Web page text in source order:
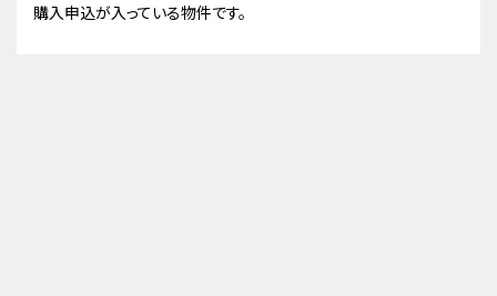
購入申込が入っている物件です。